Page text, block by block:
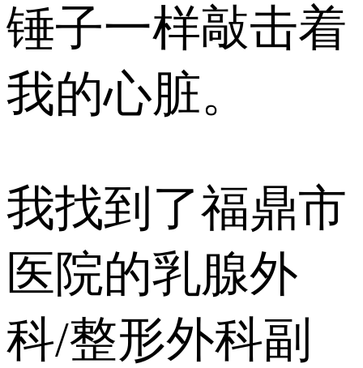
锤子一样敲击着
我的心脏。
我找到了福鼎市
医院的乳腺外
科/整形外科副